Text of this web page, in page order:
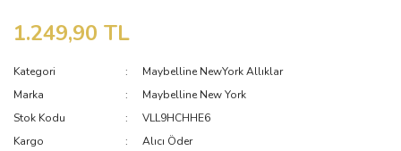
1.249,90 TL
Kategori
Maybelline NewYork Allıklar
Marka
Maybelline New York
Stok Kodu
VLL9HCHHE6
Kargo
Alıcı Öder